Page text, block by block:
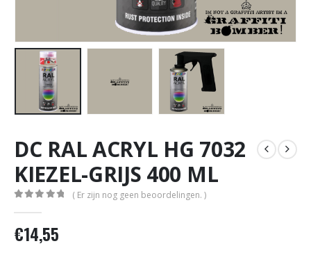
DC RAL ACRYL HG 7032
KIEZEL-GRIJS 400 ML
( Er zijn nog geen beoordelingen. )
€14,55